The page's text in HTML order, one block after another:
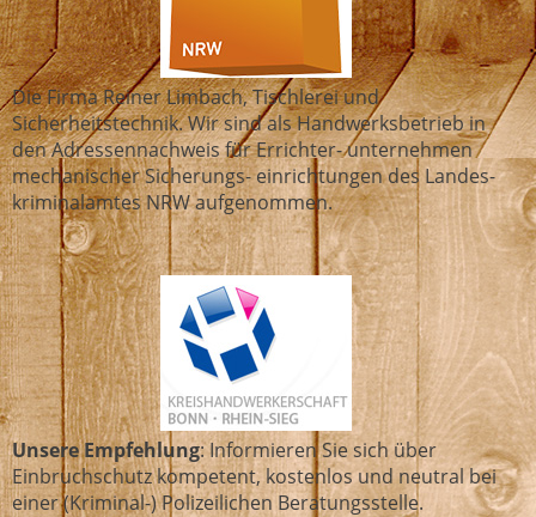
Die Firma Reiner Limbach, Tischlerei und
Sicherheitstechnik. Wir sind als Hand­werks­betrieb in
den Adressennachweis für Errichter- unternehmen
mechanischer Sicherungs- einrichtungen des Landes­
kriminal­amtes NRW aufgenommen.
Unsere Empfehlung: Informieren Sie sich über
Einbruchschutz kompetent, kostenlos und neutral bei
einer (Kriminal-) Polizeilichen Beratungsstelle.